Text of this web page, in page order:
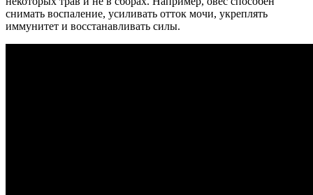
снимать воспаление, усиливать отток мочи, укреплять
иммунитет и восстанавливать силы.